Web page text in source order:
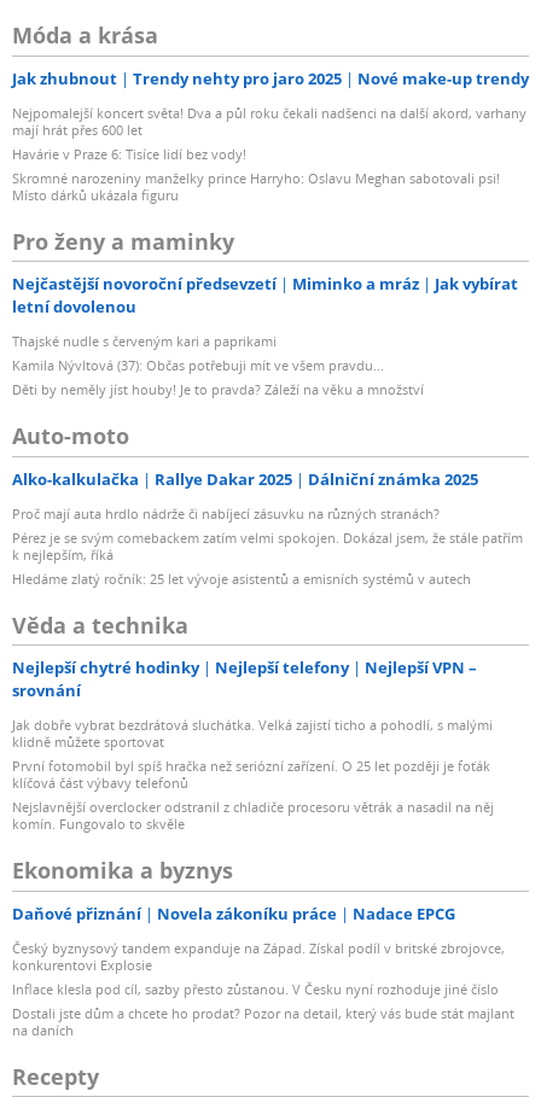
Móda a krása
Jak zhubnout Trendy nehty pro jaro 2025 Nové make-up trendy
Nejpomalejší koncert světa! Dva a půl roku čekali nadšenci na další akord, varhany
mají hrát přes 600 let
Havárie v Praze 6: Tisíce lidí bez vody!
Skromné narozeniny manželky prince Harryho: Oslavu Meghan sabotovali psi!
Místo dárků ukázala figuru
Pro ženy a maminky
Nejčastější novoroční předsevzetí Miminko a mráz
Jak vybírat
letní dovolenou
Thajské nudle s červeným kari a paprikami
Kamila Nývltová (37): Občas potřebuji mít ve všem pravdu...
Děti by neměly jíst houby! Je to pravda? Záleží na věku a množství
Auto-moto
Alko-kalkulačka Rallye Dakar 2025 Dálniční známka 2025
Proč mají auta hrdlo nádrže či nabíjecí zásuvku na různých stranách?
Pérez je se svým comebackem zatím velmi spokojen. Dokázal jsem, že stále patřím
k nejlepším, říká
Hledáme zlatý ročník: 25 let vývoje asistentů a emisních systémů v autech
Věda a technika
Nejlepší chytré hodinky Nejlepší telefony
Nejlepší VPN –
srovnání
Jak dobře vybrat bezdrátová sluchátka. Velká zajistí ticho a pohodlí, s malými
klidně můžete sportovat
První fotomobil byl spíš hračka než seriózní zařízení. O 25 let později je foťák
klíčová část výbavy telefonů
Nejslavnější overclocker odstranil z chladiče procesoru větrák a nasadil na něj
komín. Fungovalo to skvěle
Ekonomika a byznys
Daňové přiznání Novela zákoníku práce Nadace EPCG
Český byznysový tandem expanduje na Západ. Získal podíl v britské zbrojovce,
konkurentovi Explosie
Inflace klesla pod cíl, sazby přesto zůstanou. V Česku nyní rozhoduje jiné číslo
Dostali jste dům a chcete ho prodat? Pozor na detail, který vás bude stát majlant
na daních
Recepty